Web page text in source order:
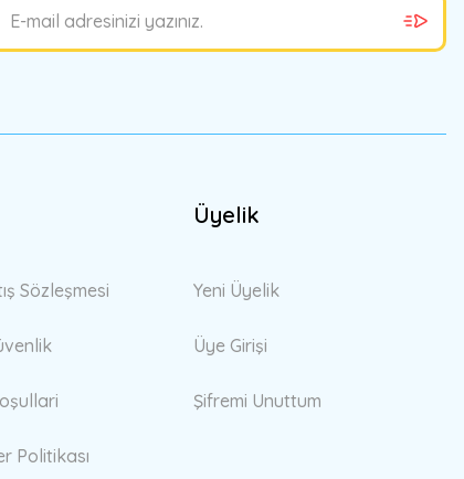
Sözleşmesi
Politikası
Üyelik
Yeni Üyelik
Üye Girişi
Şifremi Unuttum